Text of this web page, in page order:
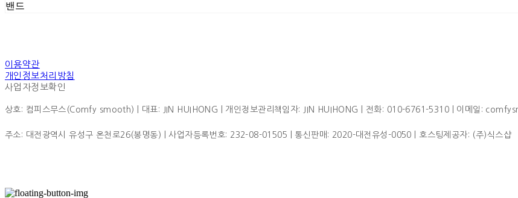
밴드
이용약관
개인정보처리방침
사업자정보확인
상호: 컴피스무스(Comfy smooth) | 대표: JIN HUIHONG | 개인정보관리책임자: JIN HUIHONG | 전화: 010-6761-5310 | 이메일:
주소: 대전광역시 유성구 온천로26(봉명동) | 사업자등록번호: 232-08-01505 | 통신판매: 2020-대전유성-0050 | 호스팅제공자: (주)식스샵